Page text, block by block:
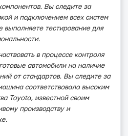
Вы следите за
и подключением всех систем
выполняете тестирование для
в процессе контроля
автомобили на наличие
от стандартов. Вы следите за
соответствовала высоким
Toyota, известной своим
производству и